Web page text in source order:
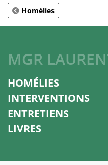
Homélies
MGR
HOMÉLIES
INTERVENTIONS
ENTRETIENS
LIVRES